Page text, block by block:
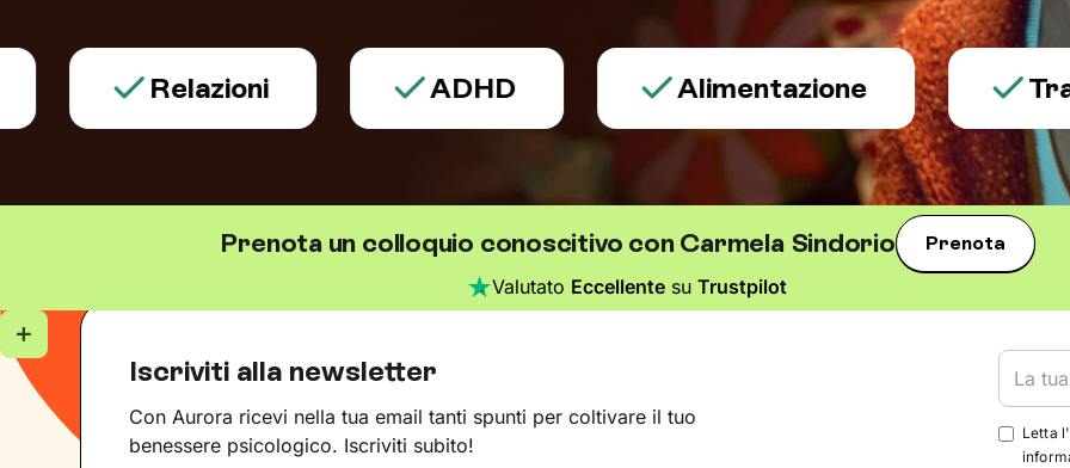
Relazioni ADHD Alimentazione
Prenota un colloquio conoscitivo con Carmela Sindorio Prenota
Valutato Eccellente suTrustpilot
Iscriviti alla newsletter
Con Aurora ricevi nella tua email tanti spunti per coltivare il tuo
benessere psicologico. Iscriviti subito!
Letta l'